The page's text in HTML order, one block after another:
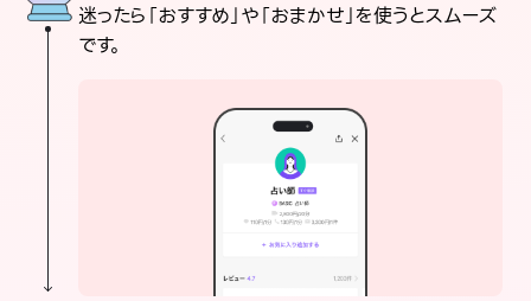
迷ったら「おすすめ」や「おまかせ」を使うとスムーズ
です。